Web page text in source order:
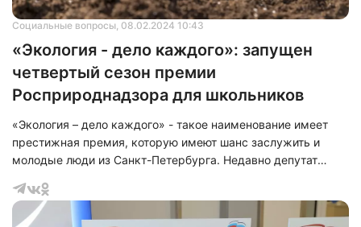
Социальные вопросы, 08.02.2024 10:43
«Экология - дело каждого»: запущен
четвертый сезон премии
Росприроднадзора для школьников
«Экология – дело каждого» - такое наименование имеет
престижная премия, которую имеют шанс заслужить и
молодые люди из Санкт-Петербурга. Недавно депутат
активными школьниками.